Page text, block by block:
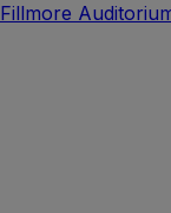
Fillmore